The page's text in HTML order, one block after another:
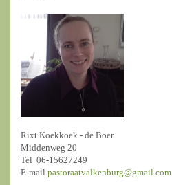
Rixt Koekkoek - de Boer
Middenweg 20
Tel 06-15627249
E-mail pastoraatvalkenburg@gmail.com